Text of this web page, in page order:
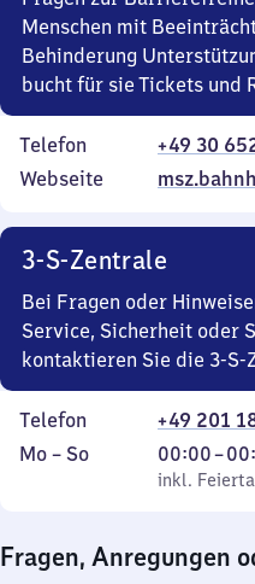
Menschen mit
Behinderung
bucht für sie Tickets und
Telefon
+49 30
Webseite
3-S-Zentrale
Bei Fragen oder
Service, Sicherheit oder
kontaktieren Sie die 3-S-
Telefon
+49 201
Montag
Mo – So,
inkl. Feiertage
00:00–
Von
0
0
inkl.
Fragen, Anregungen